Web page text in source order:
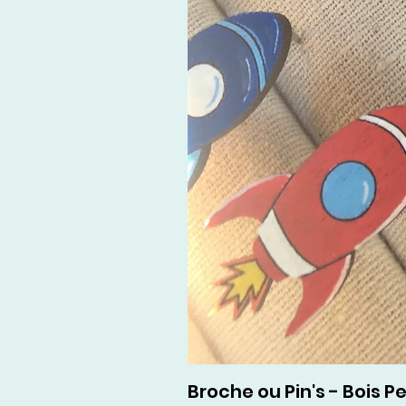
Broche ou Pin's - Bois